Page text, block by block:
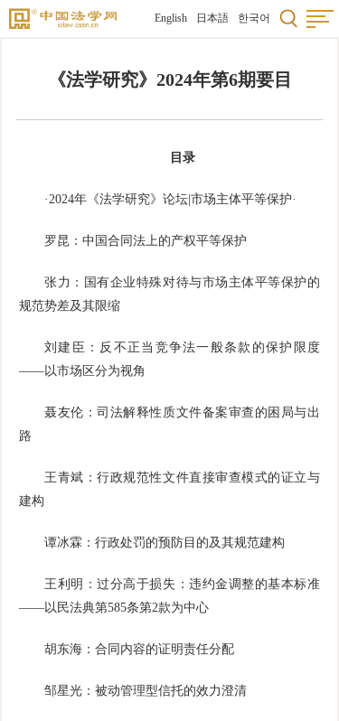
English 日本語 한국어
《法学研究》2024年第6期要目
目录
·2024年《法学研究》论坛 市场主体平等保护·
罗昆：中国合同法上的产权平等保护
张力：国有企业特殊对待与市场主体平等保护的
规范势差及其限缩
刘建臣：反不正当竞争法一般条款的保护限度
——以市场区分为视角
聂友伦：司法解释性质文件备案审查的困局与出
路
王青斌：行政规范性文件直接审查模式的证立与
建构
谭冰霖：行政处罚的预防目的及其规范建构
王利明：过分高于损失：违约金调整的基本标准
——以民法典第585条第2款为中心
胡东海：合同内容的证明责任分配
邹星光：被动管理型信托的效力澄清